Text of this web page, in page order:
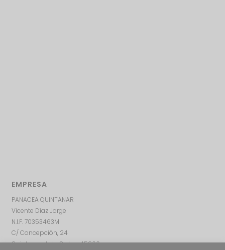
EMPRESA
PANACEA QUINTANAR
Vicente Díaz Jorge
N.I.F. 70353463M
C/ Concepción, 24
Quintanar de la Orden, 45800